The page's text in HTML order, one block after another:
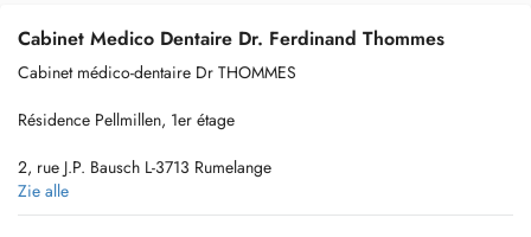
Cabinet Medico Dentaire Dr. Ferdinand Thommes
Cabinet médico-dentaire Dr THOMMES
Résidence Pellmillen, 1er étage
2, rue J.P. Bausch L-3713 Rumelange
Zie alle